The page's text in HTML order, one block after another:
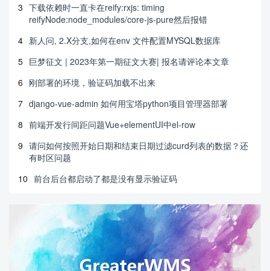
3 下载依赖时一直卡在reify:rxjs: timing
reifyNode:node_modules/core-js-pure然后报错
4 新人问, 2.X分支,如何在env 文件配置MYSQL数据库
5 巨梦征文 | 2023年第一期征文大赛| 报名请评论本文章
6 刚部署的环境，验证码加载不出来
7 django-vue-admin 如何用宝塔python项目管理器部署
8 前端开发行间距问题Vue+elementUI中el-row
9 请问如何按照开始日期和结束日期过滤curd列表的数据？还
有时区问题
10 前台后台都启动了都是没有显示验证码